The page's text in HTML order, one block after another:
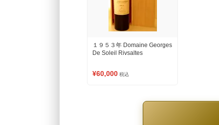
１９５３年 Domaine Georges
De Soleil Rivsaltes
¥60,000 税込